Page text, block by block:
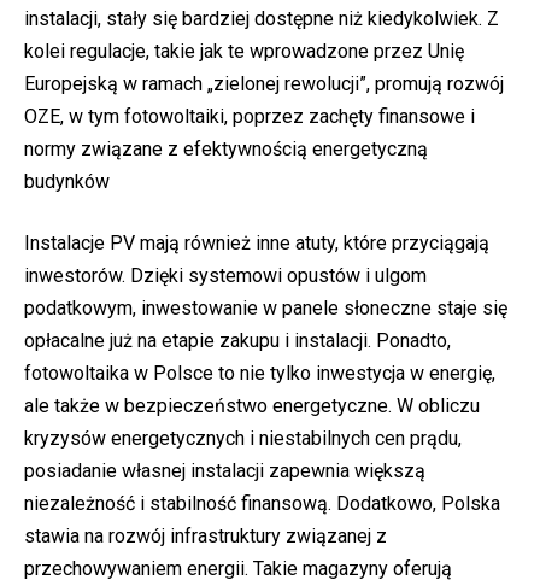
instalacji, stały się bardziej dostępne niż kiedykolwiek. Z
kolei regulacje, takie jak te wprowadzone przez Unię
Europejską w ramach „zielonej rewolucji”, promują rozwój
OZE, w tym fotowoltaiki, poprzez zachęty finansowe i
normy związane z efektywnością energetyczną
budynków
Instalacje PV mają również inne atuty, które przyciągają
inwestorów. Dzięki systemowi opustów i ulgom
podatkowym, inwestowanie w panele słoneczne staje się
opłacalne już na etapie zakupu i instalacji. Ponadto,
fotowoltaika w Polsce to nie tylko inwestycja w energię,
ale także w bezpieczeństwo energetyczne. W obliczu
kryzysów energetycznych i niestabilnych cen prądu,
posiadanie własnej instalacji zapewnia większą
niezależność i stabilność finansową​. Dodatkowo, Polska
stawia na rozwój infrastruktury związanej z
przechowywaniem energii. Takie magazyny oferują